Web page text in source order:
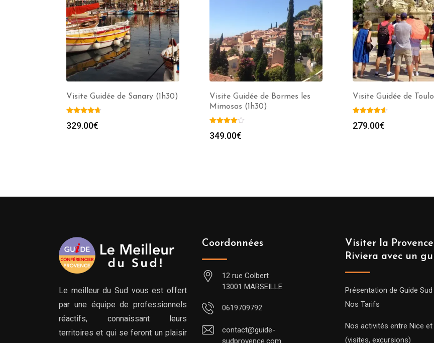
Visite Guidée de Sanary (1h30)
329.00€
Visite Guidée de Bormes les
Mimosas (1h30)
349.00€
Visite Guidée de
279.00€
Le meilleur du Sud vous est offert
par une équipe de professionnels
réactifs, connaissant leurs
territoires et qui se feront un plaisir
Coordonnées
12 rue Colbert
13001 MARSEILLE
0619709792
contact@guide-
sudprovence.com
Visiter la
Riviera avec un
Présentation de Guide
Nos Tarifs
Nos activités entre Nice
(visites, excursions)